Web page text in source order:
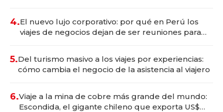
4.El nuevo lujo corporativo: por qué en Perú los
viajes de negocios dejan de ser reuniones para
5.Del turismo masivo a los viajes por experiencias:
cómo cambia el negocio de la asistencia al viajero
6.Viaje a la mina de cobre más grande del mundo:
Escondida, el gigante chileno que exporta US$